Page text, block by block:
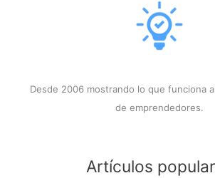
Desde 2006 mostrando lo que funciona
de emprendedores.
Artículos